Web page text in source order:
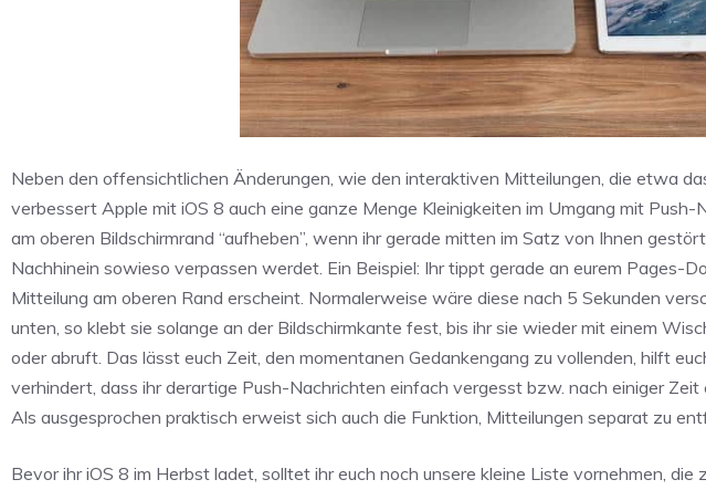
Neben den offensichtlichen Änderungen, wie den interaktiven Mitteilungen, die etwa
verbessert Apple mit iOS 8 auch eine ganze Menge Kleinigkeiten im Umgang mit
am oberen Bildschirmrand “aufheben”, wenn ihr gerade mitten im Satz von Ihnen
Nachhinein sowieso verpassen werdet. Ein Beispiel: Ihr tippt gerade an eurem Pages-
Mitteilung am oberen Rand erscheint. Normalerweise wäre diese nach 5 Sekunden
unten, so klebt sie solange an der Bildschirmkante fest, bis ihr sie wieder mit einem
oder abruft. Das lässt euch Zeit, den momentanen Gedankengang zu vollenden, hilft
verhindert, dass ihr derartige Push-Nachrichten einfach vergesst bzw. nach einiger
Als ausgesprochen praktisch erweist sich auch die Funktion, Mitteilungen separat zu
Bevor ihr iOS 8 im Herbst ladet, solltet ihr euch noch unsere kleine Liste vornehmen,